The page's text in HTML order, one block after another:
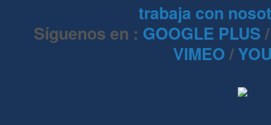
trabaja con
Síguenos en : GOOGLE PLUS
VIMEO /